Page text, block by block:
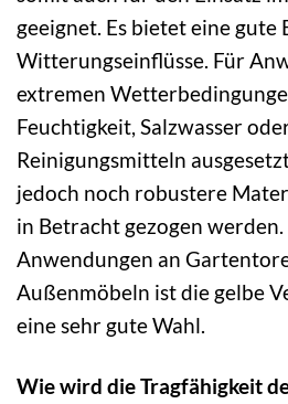
geeignet. Es bietet eine gute
Witterungseinflüsse. Für
extremen
Feuchtigkeit, Salzwasser
Reinigungsmitteln
jedoch noch robustere
in Betracht gezogen
Anwendungen an
Außenmöbeln ist die gelbe
eine sehr gute Wahl.
Wie wird die Tragfähigkeit